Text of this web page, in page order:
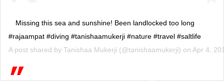
Missing this sea and sunshine! Been landlocked too long
#rajaampat #diving #tanishaamukerji #nature #travel #saltlife
A post shared by Tanishaa Mukerji (@tanishaamukerji) on Apr 4,